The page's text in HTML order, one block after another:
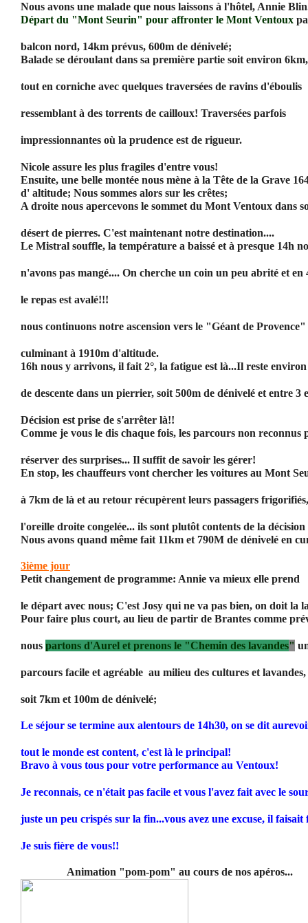
Nous avons une malade que nous laissons à l'hôtel, Annie
Départ du "Mont Seurin" pour affronter le Mont Ventoux
balcon nord, 14km prévus, 600m de dénivelé;
Balade se déroulant dans sa première partie soit environ 6km,
tout en corniche avec quelques traversées de ravins d'éboulis
ressemblant à des torrents de cailloux! Traversées parfois
impressionnantes où la prudence est de rigueur.
Nicole assure les plus fragiles d'entre vous!
Ensuite, une belle montée nous mène à la Tête de la Grave
d' altitude; Nous sommes alors sur les crêtes;
A droite nous apercevons le sommet du Mont Ventoux dans
désert de pierres. C'est maintenant notre destination....
Le Mistral souffle, la température a baissé et à presque 14h
n'avons pas mangé.... On cherche un coin un peu abrité et en
le repas est avalé!!!
nous continuons notre ascension vers le "Géant de Provence"
culminant à 1910m d'altitude.
16h nous y arrivons, il fait 2°, la fatigue est là...Il reste
de descente dans un pierrier, soit 500m de dénivelé et entre 3
Décision est prise de s'arrêter là!!
Comme je vous le dis chaque fois, les parcours non reconnus
réserver des surprises... Il suffit de savoir les gérer!
En stop, les chauffeurs vont chercher les voitures au Mont
à 7km de là et au retour récupèrent leurs passagers frigorifiés,
l'oreille droite congelée... ils sont plutôt contents de la
Nous avons quand même fait 11km et 790M de dénivelé en
3ième jour
Petit changement de programme: Annie va mieux elle prend
le départ avec nous; C'est Josy qui ne va pas bien, on doit la
Pour faire plus court, au lieu de partir de Brantes comme
nous partons d'Aurel et prenons le "Chemin des lavandes"
parcours facile et agréable au milieu des cultures et lavandes,
soit 7km et 100m de dénivelé;
Le séjour se termine aux alentours de 14h30, on se dit
tout le monde est content, c'est là le principal!
Bravo à vous tous pour votre performance au Ventoux!
Je reconnais, ce n'était pas facile et vous l'avez fait avec le
juste un peu crispés sur la fin...vous avez une excuse, il
Je suis fière de vous!!
Animation "pom-pom" au cours de nos apéros...